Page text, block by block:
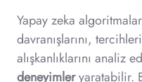
Yapay zeka
davranışlarını,
alışkanlıklarını analiz
deneyimleryaratabilir.